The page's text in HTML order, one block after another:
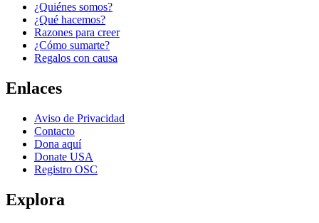
¿Quiénes somos?
¿Qué hacemos?
Razones para creer
¿Cómo sumarte?
Regalos con causa
Enlaces
Aviso de Privacidad
Contacto
Dona aquí
Donate USA
Registro OSC
Explora